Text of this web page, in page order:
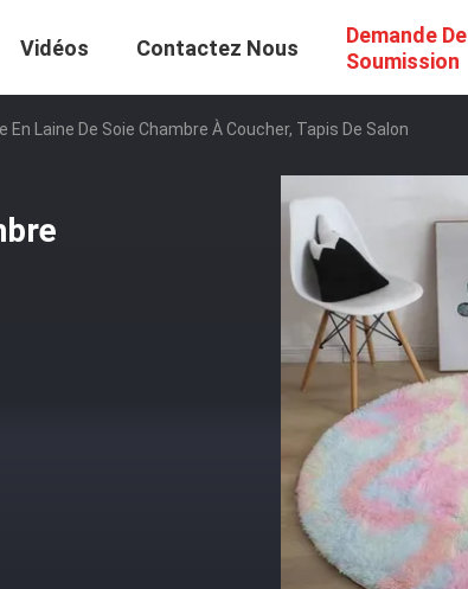
Vidéos Contactez Nous
Demande De
Soumission
Laine De Soie Chambre À Coucher, Tapis De Salon